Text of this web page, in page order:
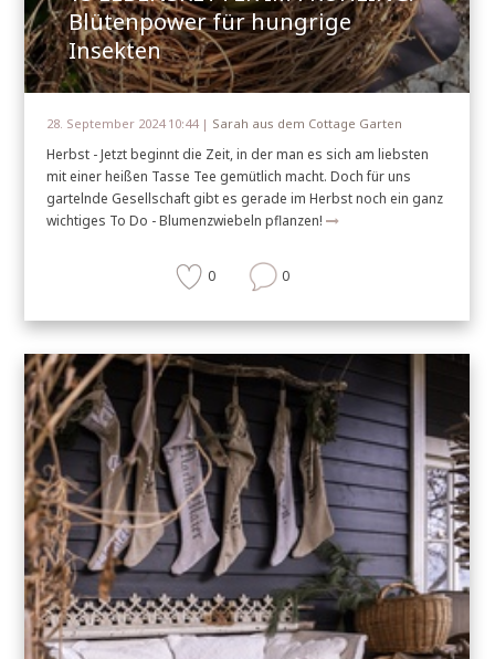
Blütenpower für hungrige
Insekten
28. September 2024 10:44 | Sarah aus dem Cottage Garten
Herbst - Jetzt beginnt die Zeit, in der man es sich am liebsten
mit einer heißen Tasse Tee gemütlich macht. Doch für uns
gartelnde Gesellschaft gibt es gerade im Herbst noch ein ganz
wichtiges To Do - Blumenzwiebeln pflanzen!
0 0